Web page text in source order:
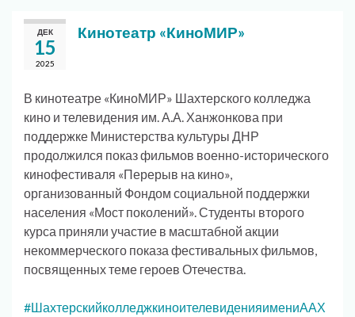
ДЕК
15
2025
Кинотеатр «КиноМИР»
В кинотеатре «КиноМИР» Шахтерского колледжа
кино и телевидения им. А.А. Ханжонкова при
поддержке Министерства культуры ДНР
продолжился показ фильмов военно-исторического
кинофестиваля «Перерыв на кино»,
организованный Фондом социальной поддержки
населения «Мост поколений». Студенты второго
курса приняли участие в масштабной акции
некоммерческого показа фестивальных фильмов,
посвященных теме героев Отечества.
#ШахтерскийколледжкиноителевиденияимениААХ